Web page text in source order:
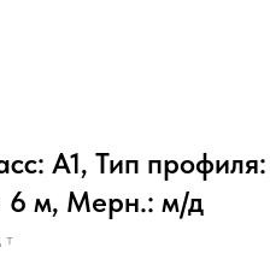
А1, Тип профиля:
6 м, Мерн.: м/д
т